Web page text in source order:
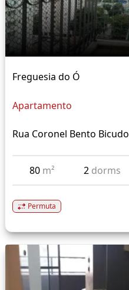
Freguesia do Ó
Apartamento
Rua Coronel Bento Bicudo
80 m² 2 dorms
Permuta